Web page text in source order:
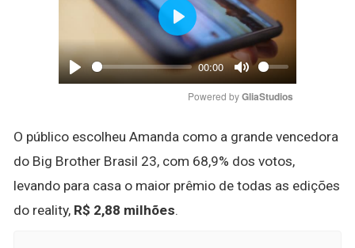
Play
00:00
Mute
Play
Powered by GliaStudios
O público escolheu Amanda como a grande vencedora
do Big Brother Brasil 23, com 68,9% dos votos,
levando para casa o maior prêmio de todas as edições
do reality, R$ 2,88 milhões.